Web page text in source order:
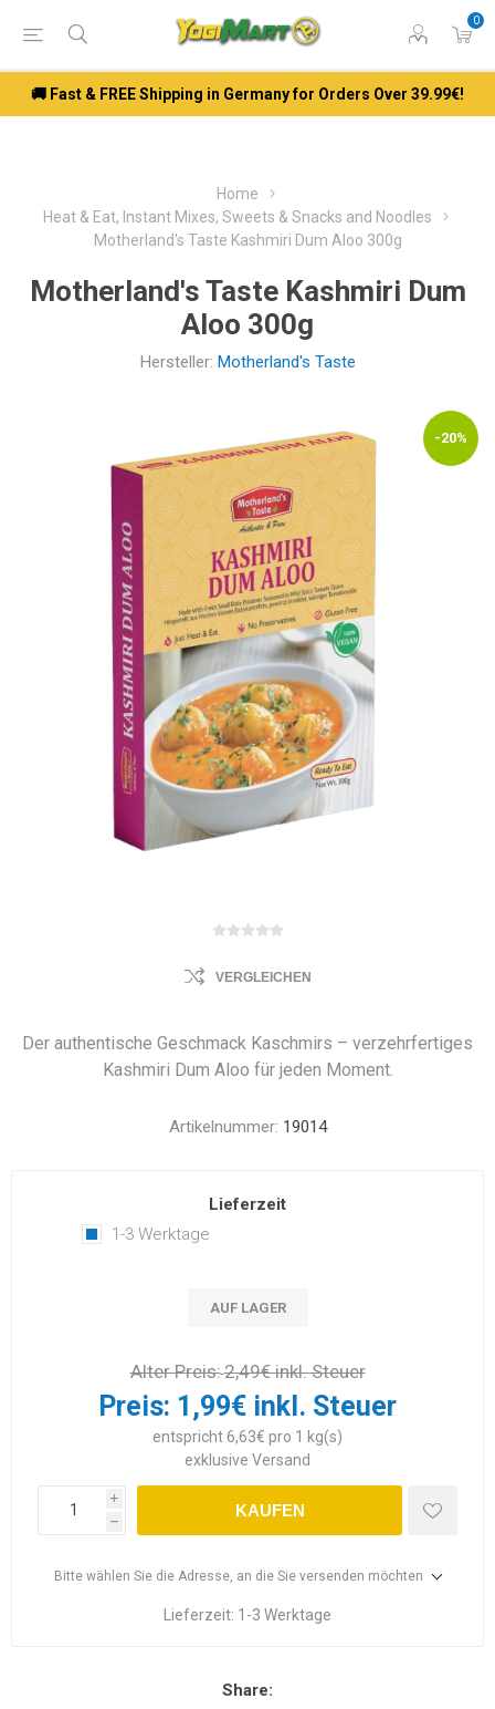
0
🚚 Fast & FREE Shipping in Germany for Orders Over 39.99€!
Home
Heat & Eat, Instant Mixes, Sweets & Snacks and Noodles
Motherland's Taste Kashmiri Dum Aloo 300g
Motherland's Taste Kashmiri Dum
Aloo 300g
Hersteller: Motherland's Taste
-20%
VERGLEICHEN
Der authentische Geschmack Kaschmirs – verzehrfertiges
Kashmiri Dum Aloo für jeden Moment.
Artikelnummer: 19014
Lieferzeit
1-3 Werktage
AUF LAGER
Alter Preis:2,49€ inkl. Steuer
Preis: 1,99€ inkl. Steuer
entspricht 6,63€ pro 1 kg(s)
exklusive Versand
i
h
KAUFEN
Bitte wählen Sie die Adresse, an die Sie versenden möchten
Lieferzeit: 1-3 Werktage
Share: